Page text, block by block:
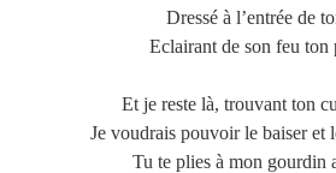
Dressé à l’entrée de
Eclairant de son feu ton
Et je reste là, trouvant ton
Je voudrais pouvoir le baiser et
Tu te plies à mon gourdin